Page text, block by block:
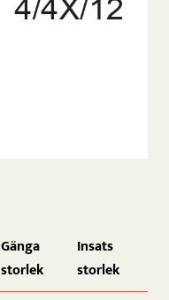
Gänga
storlek
Insats
storlek